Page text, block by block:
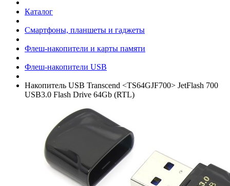
Каталог
Смартфоны, планшеты и гаджеты
Флеш-накопители и карты памяти
Флеш-накопители USB
Накопитель USB Transcend <TS64GJF700> JetFlash 700
USB3.0 Flash Drive 64Gb (RTL)